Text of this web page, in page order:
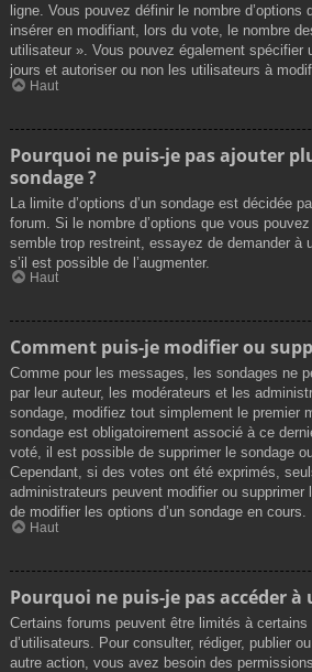
ligne. Vous pouvez définir le nombre
insérer en modifiant, lors du vote, le nombre
utilisateur ». Vous pouvez également spécifier
jours et autoriser ou non les utilisateurs à
Haut
Pourquoi ne puis-je pas ajouter
sondage ?
La limite d’options d’un sondage est décidée
forum. Si le nombre d’options que vous
semble trop restreint, essayez de demander à
s’il est possible de l’augmenter.
Haut
Comment puis-je modifier ou
Comme pour les messages, les sondages ne
par leur auteur, les modérateurs et les
sondage, modifiez tout simplement le premier
sondage est obligatoirement associé à ce
voté, il est possible de supprimer le sondage
Cependant, si des votes ont été exprimés,
administrateurs peuvent modifier ou supprimer
de modifier les options d’un sondage en cours.
Haut
Pourquoi ne puis-je pas accéder à
Certains forums peuvent être limités à
d’utilisateurs. Pour consulter, rédiger, publier
autre action, vous avez besoin des